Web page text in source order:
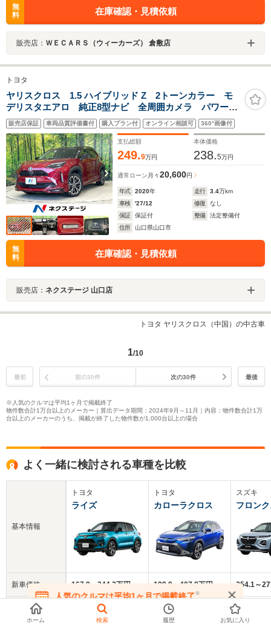
無
料
在庫確認・見積依頼
販売店： ＷＥＣＡＲＳ（ウィーカーズ） 倉敷店
トヨタ
ヤリスクロス 1.5 ハイブリッド Z 2トーンカラー モ
デリスタエアロ 純正8型ナビ 全周囲カメラ パワーバ
ックドア シートヒーター セーフティセンス レーダ
ークルーズコントロール BSM LEDヘッドライト ド
ラレコ ETC 禁煙車
販売店保証 車両品質評価書付 購入プラン付 オンライン相談可 360°画像付
支払総額
249.9万円
本体価格
238.5万円
通常ローン 月々20,600円
年式 2020年 走行 3.4万km
車検
'27/12 修復
なし
保証
保証付 整備
法定整備付
住所
山口県山口市
無
料
在庫確認・見積依頼
販売店： ネクステージ 山口店
トヨタ ヤリスクロス（中国）の中古車
1/10
最初 前の30件 次の30件 最後
※人気のクルマは平均1ヶ月で掲載終了
物件数合計1万台以上のメーカー｜算出データ期間：2024年9月～11月｜内容：物件数合計1万
台以上のメーカーのうち、掲載が終了した物件数が1,000台以上の場合
よく一緒に検討される車種を比較
基本情報
新車価格
中古車
平均価格
トヨタ
ライズ
167.9～244.2万円
204.8万円
トヨタ
カローラクロス
199.9～407.8万円
318.2万円
スズキ
フロン
254.1～
246.4万円
人気のクルマは平均1ヶ月で掲載終了※
在庫が無くなる前にお問い合わせください
ホーム 検索 履歴 お気に入り